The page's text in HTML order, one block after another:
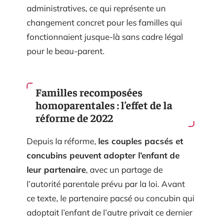
administratives, ce qui représente un
changement concret pour les familles qui
fonctionnaient jusque-là sans cadre légal
pour le beau-parent.
Familles recomposées
homoparentales : l’effet de la
réforme de 2022
Depuis la réforme, les couples pacsés et
concubins peuvent adopter l’enfant de
leur partenaire, avec un partage de
l’autorité parentale prévu par la loi. Avant
ce texte, le partenaire pacsé ou concubin qui
adoptait l’enfant de l’autre privait ce dernier